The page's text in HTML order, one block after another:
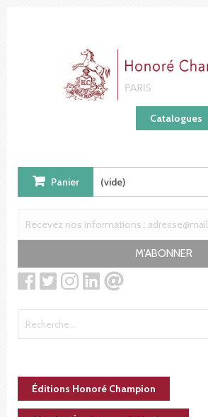
Catalogues
Panier (vide)
M'ABONNER
Éditions Honoré Champion